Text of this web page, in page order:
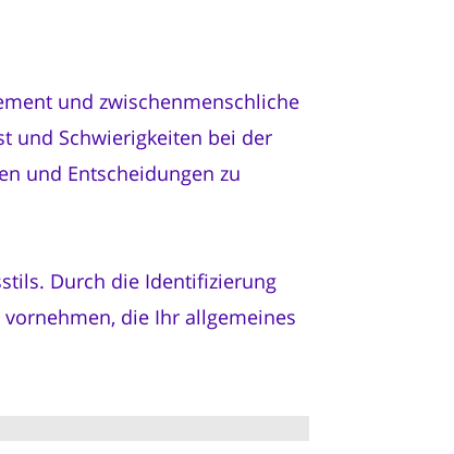
und zwischenmenschliche
und Schwierigkeiten bei der
und Entscheidungen zu
Durch die Identifizierung
die Ihr allgemeines